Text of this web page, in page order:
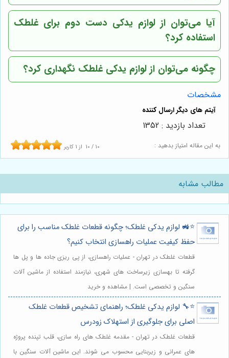
آیا می‌توان از لوازم یدکی دست دوم برای غلطک
استفاده کرد؟
چگونه می‌توان از لوازم یدکی غلطک نگهداری کرد؟
مشخصات
به این مقاله امتیاز بدهید : 10 / 10 از 1 کاربر
تعداد بازدید : 1352
مطالب مشابه
⭐️🚜 لوازم یدکی غلطک؛ چگونه قطعات غلطک مناسب را برای
حفظ کیفیت عملیات راهسازی انتخاب کنیم؟
قطعات غلطک در تهران - عملیات راهسازی، از پی ریزی جاده ها و پل ها
گرفته تا بهسازی زیرساخت های شهری، نیازمند استفاده از ماشین آلات
سنگین و تخصصی است. | مشاهده و خرید
⭐️🔧 لوازم یدکی غلطک؛ راهنمای تشخیص قطعات غلطک
اصلی برای جلوگیری از استهلاک زودرس
قطعات غلطک در تهران - مقدمه غلطک های راه سازی، قلب تپنده پروژه
های عمرانی و زیربنایی محسوب می شوند. این ماشین آلات سنگین با